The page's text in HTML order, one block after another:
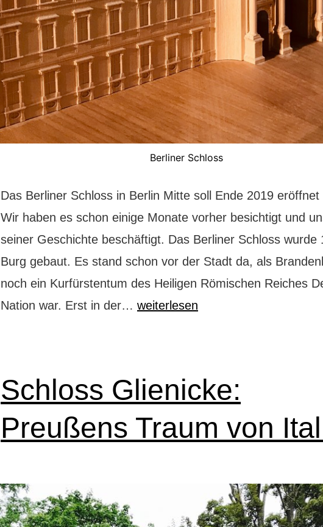
Berliner Schloss
Das Berliner Schloss in Berlin Mitte soll Ende 2019 eröffnet
Wir haben es schon einige Monate vorher besichtigt und
seiner Geschichte beschäftigt. Das Berliner Schloss wurde
Burg gebaut. Es stand schon vor der Stadt da, als
noch ein Kurfürstentum des Heiligen Römischen Reiches
Nation war. Erst in der… Berlin
ein
Schloss
weiterlesen
Schloss Glienicke:
Preußens Traum von